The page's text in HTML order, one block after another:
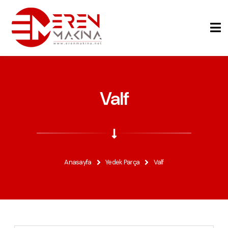
Valf
Anasayfa Yedek Parça Valf